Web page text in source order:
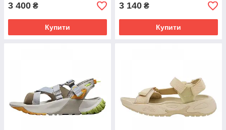
3 400 ₴
Купити
3 140 ₴
Купити